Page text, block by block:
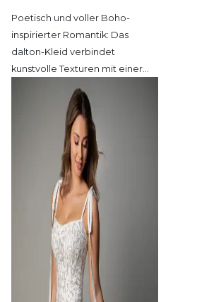
Poetisch und voller Boho-
inspirierter Romantik: Das
dalton-Kleid verbindet
kunstvolle Texturen mit einer